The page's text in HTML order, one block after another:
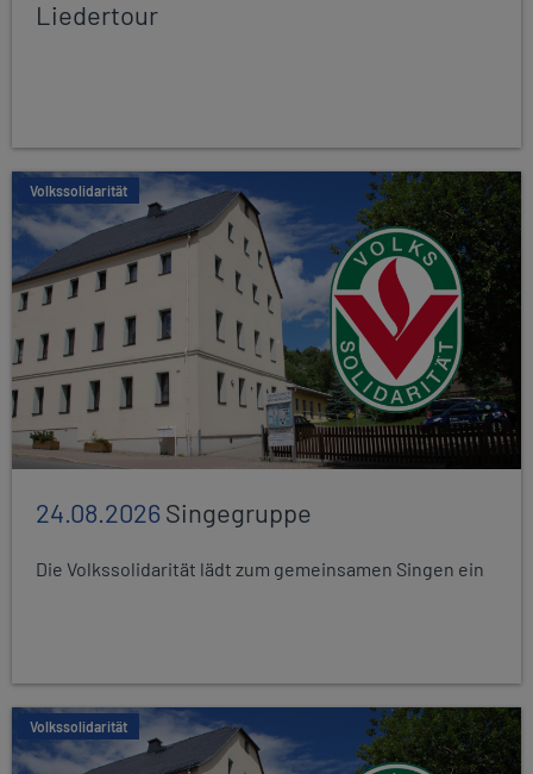
Liedertour
Volkssolidarität
24.08.2026Singegruppe
Die Volkssolidarität lädt zum gemeinsamen Singen ein
Volkssolidarität